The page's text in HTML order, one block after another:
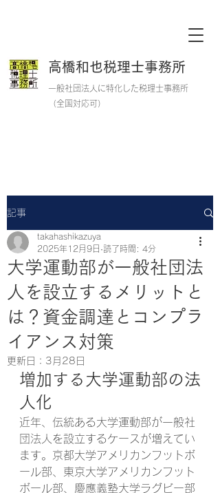
高橋和也税理士事務所
一般社団法人に特化した税理士事務所
​​（全国対応可）
記事
大学運動部が一般社団法
人を設立するメリットと
は？資金調達とコンプラ
イアンス対策
takahashikazuya
2025年12月9日 読了時間: 4分
更新日： 3月28日
増加する大学運動部の法
人化
近年、伝統ある大学運動部が一般社
団法人を設立するケースが増えてい
ます。京都大学アメリカンフットボ
ール部、東京大学アメリカンフット
ボール部、慶應義塾大学ラグビー部